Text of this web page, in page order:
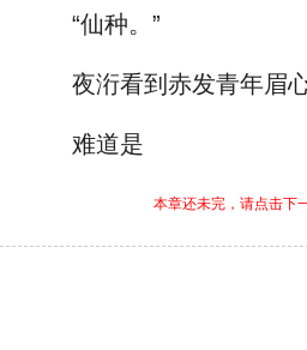
“仙种。”
夜洐看到赤发青年眉
难道是
本章还未完，请点击下